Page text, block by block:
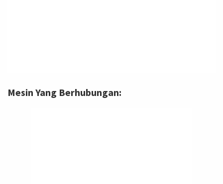
Mesin Yang Berhubungan: